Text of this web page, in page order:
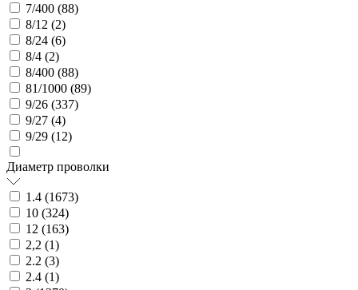
7/400 (88)
8/12 (2)
8/24 (6)
8/4 (2)
8/400 (88)
81/1000 (89)
9/26 (337)
9/27 (4)
9/29 (12)
Диаметр проволки
1.4 (1673)
10 (324)
12 (163)
2,2 (1)
2.2 (3)
2.4 (1)